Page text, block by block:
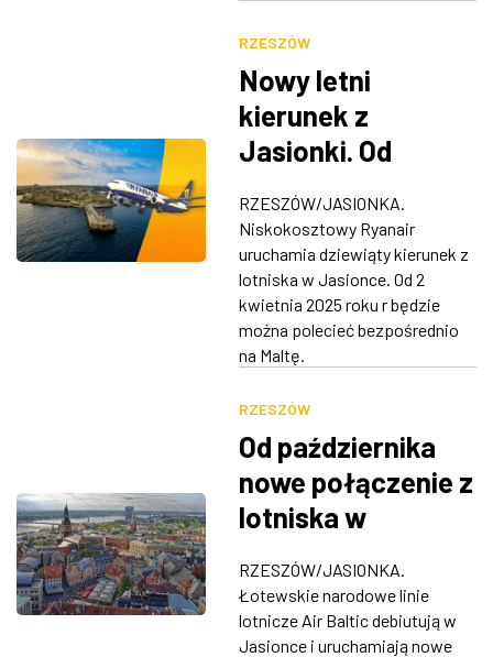
RZESZÓW
Nowy letni
kierunek z
Jasionki. Od
na Maltę
RZESZÓW/JASIONKA.
Niskokosztowy Ryanair
uruchamia dziewiąty kierunek z
lotniska w Jasionce. Od 2
kwietnia 2025 roku r będzie
można polecieć bezpośrednio
na Maltę.
RZESZÓW
Od października
nowe połączenie z
lotniska w
RZESZÓW/JASIONKA.
Łotewskie narodowe linie
lotnicze Air Baltic debiutują w
Jasionce i uruchamiają nowe